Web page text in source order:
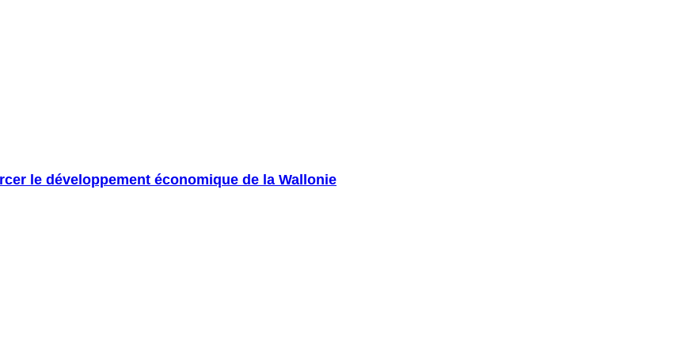
le développement économique de la Wallonie